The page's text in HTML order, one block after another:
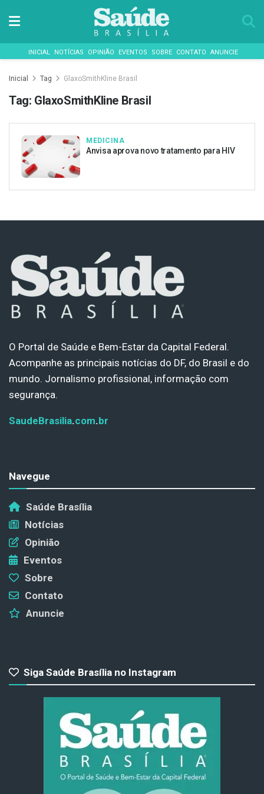
INICIAL NOTÍCIAS OPINIÃO EVENTOS SOBRE CONTATO ANUNCIE
Inicial Tag GlaxoSmithKline Brasil
Tag: GlaxoSmithKline Brasil
MEDICINA
Anvisa aprova novo tratamento para HIV
O Portal de Saúde e Bem-Estar da Capital Federal.
Acompanhe as principais notícias do DF, do Brasil e do
mundo. Jornalismo profissional, informação com
segurança.
SaudeBrasilia.com.br
Navegue
Saúde Brasília
Notícias
Opinião
Eventos
Sobre
Contato
Anuncie
Siga Saúde Brasília no Instagram